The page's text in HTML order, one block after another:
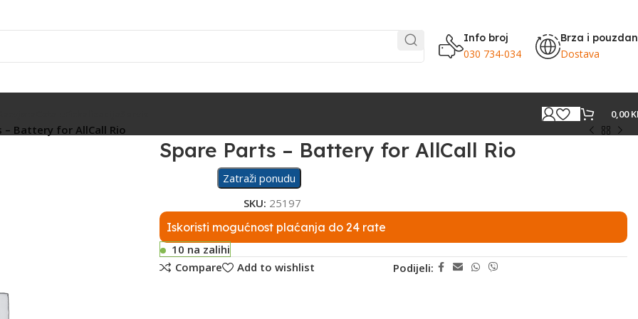
Info broj
030 734-034
Brza i
Dostava
0,00
– Battery for AllCall Rio
Spare Parts – Battery for AllCall Rio
Zatraži ponudu
SKU: 25197
Iskoristi mogućnost plaćanja do 24 rate
10 na zalihi
Compare
Add to wishlist Podijeli: